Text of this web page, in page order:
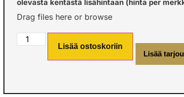
olevasta kentästä lisähintaan (hinta per
Drag files here or browse
Lisää ostoskoriin
Lisää